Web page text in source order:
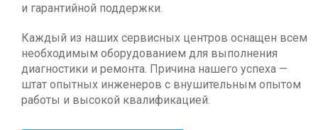
и гарантийной поддержки.
Каждый из наших сервисных центров оснащен всем
необходимым оборудованием для выполнения
диагностики и ремонта. Причина нашего успеха —
штат опытных инженеров с внушительным опытом
работы и высокой квалификацией.